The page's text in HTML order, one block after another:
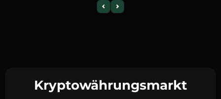
Kryptowährungsmarkt